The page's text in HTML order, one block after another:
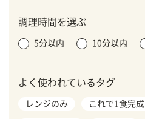
調理時間を選ぶ
5分以内 10分以内
よく使われているタグ
レンジのみ これで1食完成